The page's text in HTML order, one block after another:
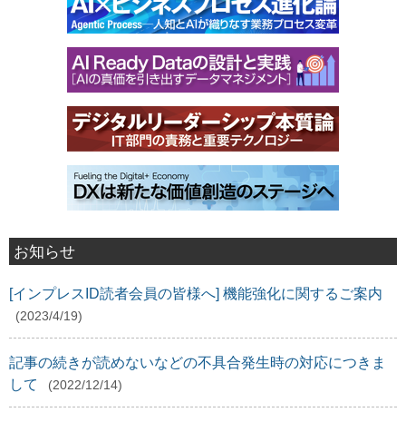
お知らせ
[インプレスID読者会員の皆様へ] 機能強化に関するご案内
(2023/4/19)
記事の続きが読めないなどの不具合発生時の対応につきま
して
(2022/12/14)